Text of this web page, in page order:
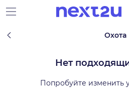
Охота
Нет
Попробуйте изменить